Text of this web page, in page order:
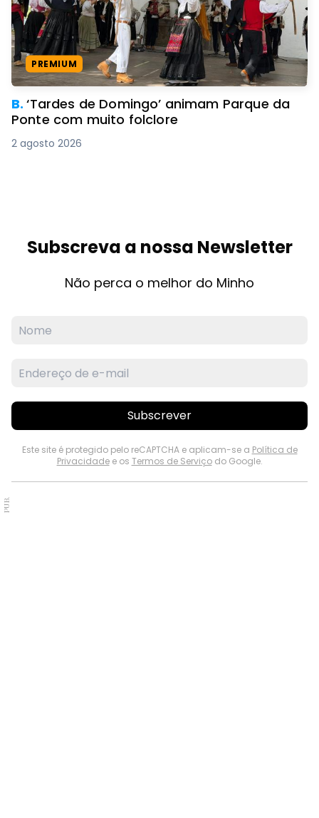
PREMIUM
B.‘Tardes de Domingo’ animam Parque da
Ponte com muito folclore
2 agosto 2026
Subscreva a nossa Newsletter
Não perca o melhor do Minho
Subscrever
Este site é protegido pelo reCAPTCHA e aplicam-se a Política de
Privacidadee os Termos de Serviçodo Google.
PUB.